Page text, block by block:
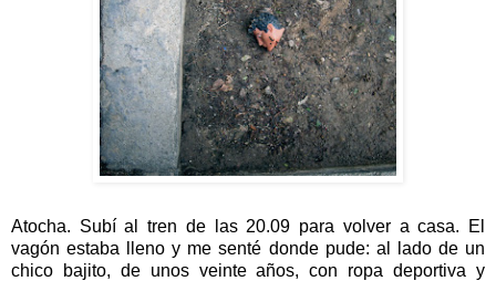
Atocha. Subí al tren de las 20.09 para volver a casa. El
vagón estaba lleno y me senté donde pude: al lado de un
chico bajito, de unos veinte años, con ropa deportiva y